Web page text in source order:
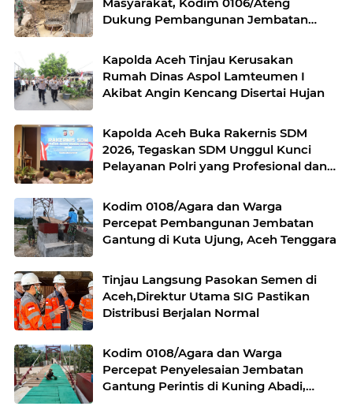
Dukung Pembangunan Jembatan
Kapolda Aceh Tinjau Kerusakan
Rumah Dinas Aspol Lamteumen I
Akibat Angin Kencang Disertai Hujan
Kapolda Aceh Buka Rakernis SDM
2026, Tegaskan SDM Unggul Kunci
Pelayanan Polri yang Profesional dan
Kodim 0108/Agara dan Warga
Percepat Pembangunan Jembatan
Gantung di Kuta Ujung, Aceh Tenggara
Tinjau Langsung Pasokan Semen di
Aceh,Direktur Utama SIG Pastikan
Distribusi Berjalan Normal
Kodim 0108/Agara dan Warga
Percepat Penyelesaian Jembatan
Gantung Perintis di Kuning Abadi,